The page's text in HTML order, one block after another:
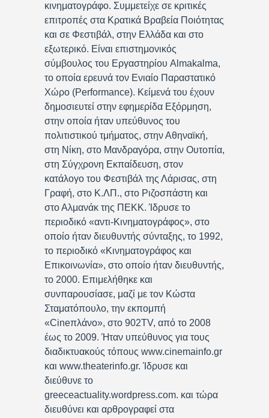
κινηματογράφο. Συμμετείχε σε κριτικές
επιτροπές στα Κρατικά Βραβεία Ποιότητας
και σε Φεστιβάλ, στην Ελλάδα και στο
εξωτερικό. Είναι επιστημονικός
σύμβουλος του Εργαστηρίου Almakalma,
το οποία ερευνά τον Ενιαίο Παραστατικό
Χώρο (Performance). Κείμενά του έχουν
δημοσιευτεί στην εφημερίδα Εξόρμηση,
στην οποία ήταν υπεύθυνος του
πολιτιστικού τμήματος, στην Αθηναϊκή,
στη Νίκη, στο Μανδραγόρα, στην Ουτοπία,
στη Σύγχρονη Εκπαίδευση, στον
κατάλογο του Φεστιβάλ της Λάρισας, στη
Γραφή, στο Κ.ΛΠ., στο Ριζοσπάστη και
στο Αλμανάκ της ΠΕΚΚ. Ίδρυσε το
περιοδικό «αντι-Κινηματογράφος», στο
οποίο ήταν διευθυντής σύνταξης, το 1992,
το περιοδικό «Κινηματογράφος και
Επικοινωνία», στο οποίο ήταν διευθυντής,
το 2000. Επιμελήθηκε και
συνπαρουσίασε, μαζί με τον Κώστα
Σταματόπουλο, την εκπομπή
«Cineπλάνο», στο 902TV, από το 2008
έως το 2009. Ήταν υπεύθυνος για τους
διαδικτυακούς τόπους www.cinemainfo.gr
και www.theaterinfo.gr. Ίδρυσε και
διεύθυνε το
greeceactuality.wordpress.com. και τώρα
διευθύνει και αρθρογραφεί στα